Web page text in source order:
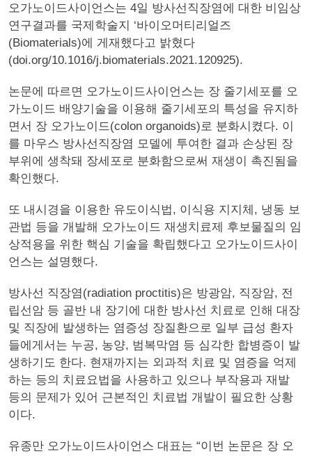
오가노이드사이언스는 4일 방사선직장염에 대한 비임상
연구결과를 국제학술지 ‘바이오머티리얼즈
(Biomaterials)에 게재했다고 밝혔다
(doi.org/10.1016/j.biomaterials.2021.120925).
논문에 따르면 오가노이드사이언스는 장 줄기세포를 오
가노이드 배양기술을 이용해 줄기세포의 특성을 유지하
면서 장 오가노이드(colon organoids)로 분화시켰다. 이
를 마우스 방사선직장염 모델에 투여한 결과 손상된 장
부위에 생착돼 장세포로 분화함으로써 재생이 촉진됨을
확인했다.
또 내시경을 이용한 유도이식법, 이식용 지지체, 냉동 보
관법 등을 개발해 오가노이드 재생치료제 후보물질의 임
상적용을 위한 핵심 기술을 확립했다고 오가노이드사이
언스는 설명했다.
방사선 직장염(radiation proctitis)은 방광암, 직장암, 전
립선암 등 골반 내 장기에 대한 방사선 치료로 인해 대장
및 직장에 발생하는 염증성 장질환으로 일부 급성 환자
들에게서는 누공, 농양, 범복막염 등 심각한 합병증이 발
생하기도 한다. 현재까지는 외과적 치료 및 염증을 억제
하는 등의 치료요법을 사용하고 있으나 부작용과 재발
등의 문제가 있어 근본적인 치료법 개발이 필요한 상황
이다.
유종만 오가노이드사이언스 대표는 “이번 논문은 장 오